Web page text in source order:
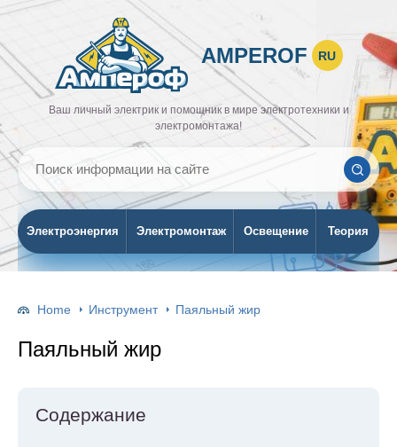
AMPEROF RU
Ваш личный электрик и помощник в мире электротехники и
электромонтажа!
Электроэнергия Электромонтаж Освещение Теория
Home Инструмент Паяльный жир
Паяльный жир
Содержание